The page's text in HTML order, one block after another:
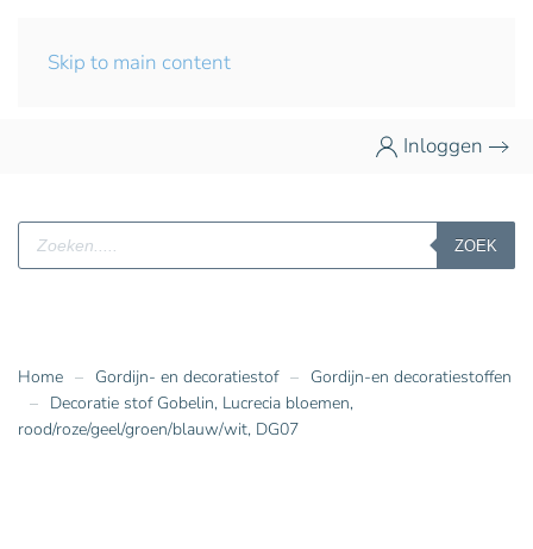
Skip to main content
Inloggen
Producten
zoeken
ZOEK
Home Gordijn- en decoratiestof
Gordijn-en decoratiestoffen
Decoratie stof Gobelin, Lucrecia bloemen,
rood/roze/geel/groen/blauw/wit, DG07